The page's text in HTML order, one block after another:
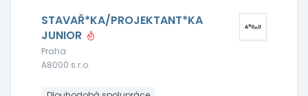
STAVAŘ*KA/PROJEKTANT*KA
JUNIOR
Praha
A8000 s.r.o.